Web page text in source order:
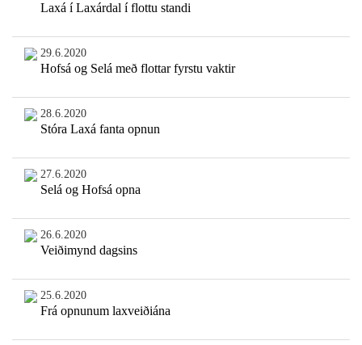
Laxá í Laxárdal í flottu standi
29.6.2020
Hofsá og Selá með flottar fyrstu vaktir
28.6.2020
Stóra Laxá fanta opnun
27.6.2020
Selá og Hofsá opna
26.6.2020
Veiðimynd dagsins
25.6.2020
Frá opnunum laxveiðiána